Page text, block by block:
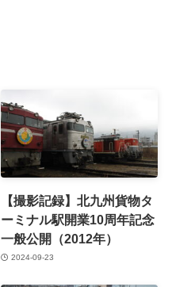
【撮影記録】北九州貨物タ
ーミナル駅開業10周年記念
一般公開（2012年）
2024-09-23